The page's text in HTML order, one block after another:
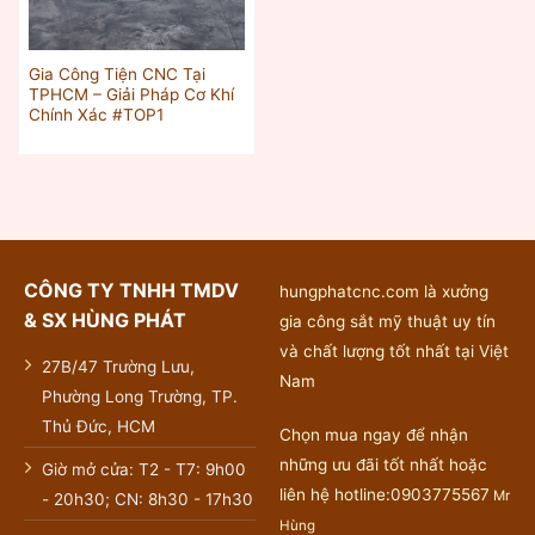
Gia Công Tiện CNC Tại
TPHCM – Giải Pháp Cơ Khí
Chính Xác #TOP1
CÔNG TY TNHH TMDV
& SX HÙNG PHÁT
27B/47 Trường Lưu,
Phường Long Trường, TP.
Thủ Đức, HCM
Giờ mở cửa: T2 - T7: 9h00
- 20h30; CN: 8h30 - 17h30
hungphatcnc.com là xưởng
gia công sắt mỹ thuật uy tín
và chất lượng tốt nhất tại Việt
Nam
Chọn mua ngay để nhận
những ưu đãi tốt nhất hoặc
liên hệ hotline:0903775567 Mr
Hùng